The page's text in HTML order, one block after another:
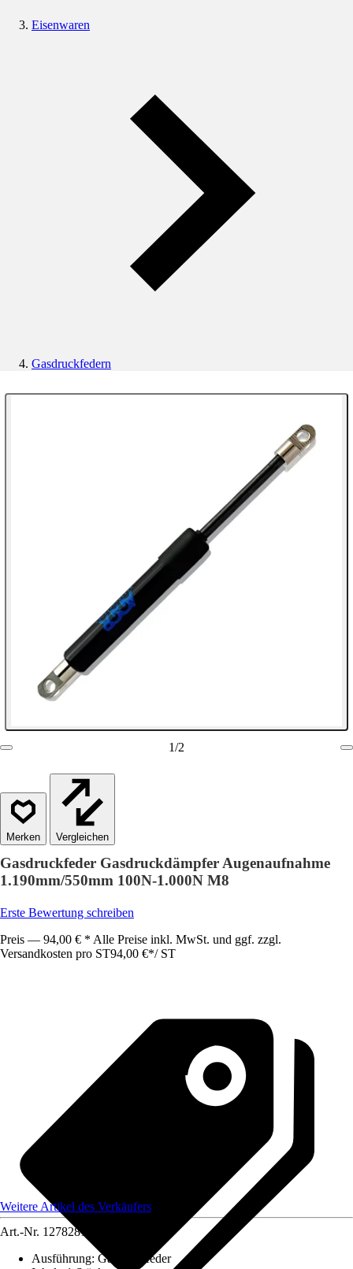
Eisenwaren
Gasdruckfedern
1/2
Vergleichen
Gasdruckfeder Gasdruckdämpfer Augenaufnahme
1.190mm/550mm 100N-1.000N M8
Erste Bewertung schreiben
Preis — 94,00 € * Alle Preise inkl. MwSt. und ggf. zzgl.
Versandkosten pro ST94,00 €*/ ST
Weitere Artikel des Verkäufers
Art.-Nr. 12782819
Ausführung: Gasdruckfeder